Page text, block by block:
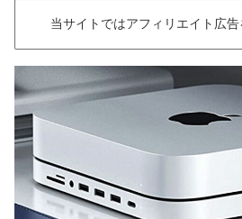
当サイトではアフィリエイト広告